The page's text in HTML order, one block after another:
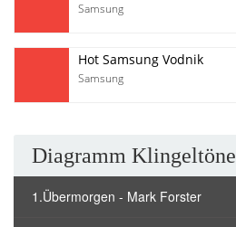
Samsung
Hot Samsung Vodnik
Samsung
Diagramm Klingeltöne
1.Übermorgen - Mark Forster